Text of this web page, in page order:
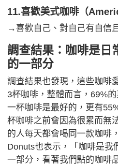
11.喜歡美式咖啡（
→喜歡自己、對自己有自信
調查結果：咖啡是日
的一部分
調查結果也發現，這些咖啡
3杯咖啡，整體而言，69%
一杯咖啡是最好的，更有
杯咖啡之前會因為很累而無
的人每天都會喝同一款咖啡
Donuts也表示，「咖啡是我
一部分，看著我們點的咖啡